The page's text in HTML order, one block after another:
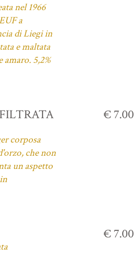
nel 1966
a
di Liegi in
e maltata
amaro. 5,2%
corposa
che non
un aspetto
€ 7.00
€ 7.00